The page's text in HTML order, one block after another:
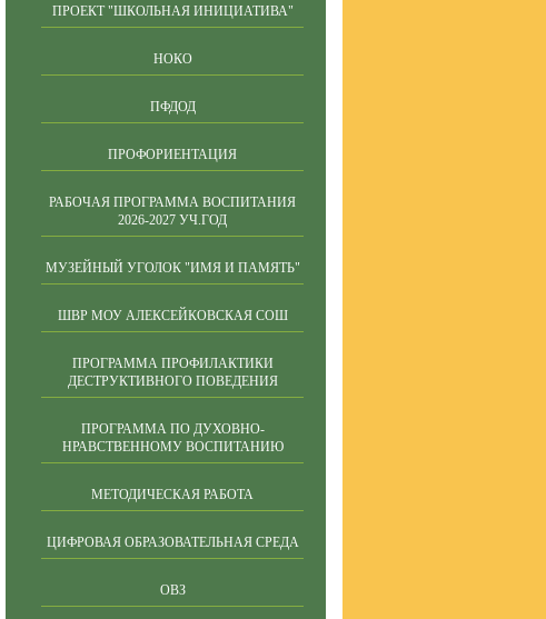
ПРОЕКТ "ШКОЛЬНАЯ ИНИЦИАТИВА"
НОКО
ПФДОД
ПРОФОРИЕНТАЦИЯ
РАБОЧАЯ ПРОГРАММА ВОСПИТАНИЯ
2026-2027 УЧ.ГОД
МУЗЕЙНЫЙ УГОЛОК "ИМЯ И ПАМЯТЬ"
ШВР МОУ АЛЕКСЕЙКОВСКАЯ СОШ
ПРОГРАММА ПРОФИЛАКТИКИ
ДЕСТРУКТИВНОГО ПОВЕДЕНИЯ
ПРОГРАММА ПО ДУХОВНО-
НРАВСТВЕННОМУ ВОСПИТАНИЮ
МЕТОДИЧЕСКАЯ РАБОТА
ЦИФРОВАЯ ОБРАЗОВАТЕЛЬНАЯ СРЕДА
ОВЗ